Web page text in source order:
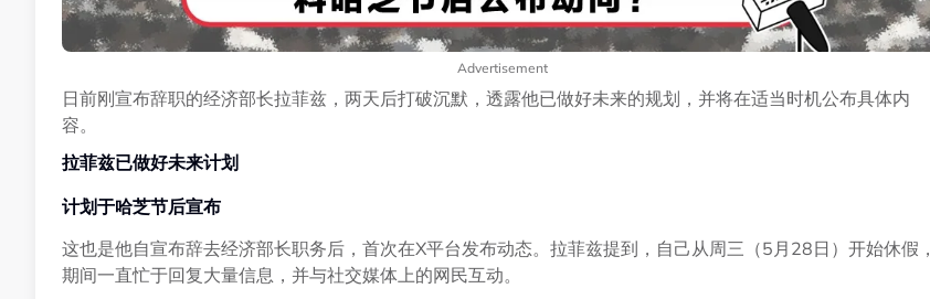
Advertisement
日前刚宣布辞职的经济部长拉菲兹，两天后打破沉默，透露他已做好未来的规划，并将在适当时机公布具体内
容。
拉菲兹已做好未来计划
计划于哈芝节后宣布
这也是他自宣布辞去经济部长职务后，首次在X平台发布动态。拉菲兹提到，自己从周三（5月28日）开始休假，
期间一直忙于回复大量信息，并与社交媒体上的网民互动。